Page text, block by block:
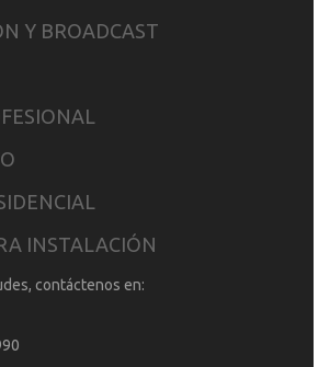
Y BROADCAST
INSTALACIÓN
contáctenos en: